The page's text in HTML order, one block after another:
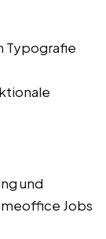
Typografie
und
Jobs